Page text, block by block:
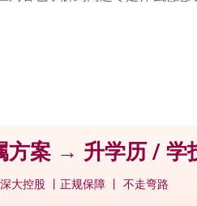
方案 → 升学历 / 学
深大控股 丨正规保障 丨 不走弯路